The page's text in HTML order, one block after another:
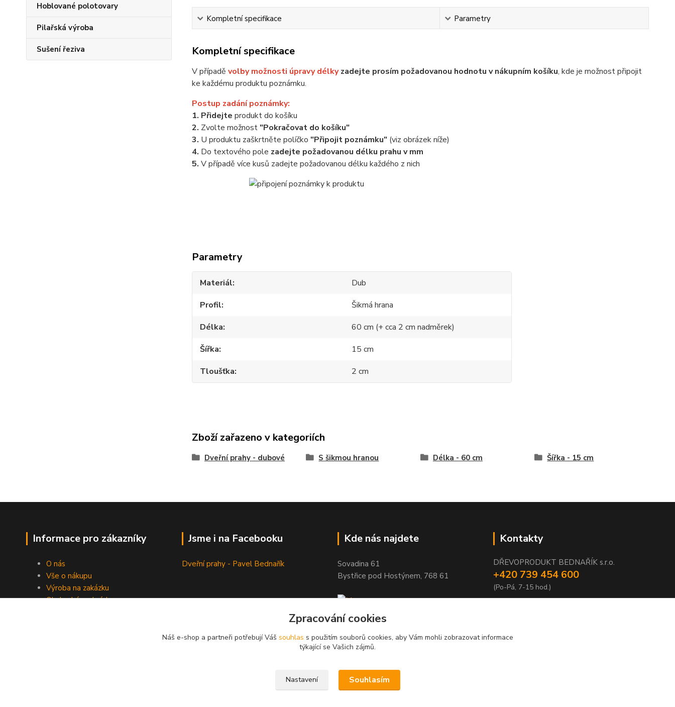
Hoblované polotovary
Pilařská výroba
Sušení řeziva
Kompletní specifikace Parametry
Kompletní specifikace
V případě volby možnosti úpravy délkyzadejte prosím požadovanou hodnotu v nákupním košíku, kde je možnost připojit
ke každému produktu poznámku.
Postup zadání poznámky:
1. Přidejte produkt do košíku
2. Zvolte možnost"Pokračovat do košíku"
3. U produktu zaškrtněte políčko "Připojit poznámku"(viz obrázek níže)
4. Do textového pole zadejte požadovanou délku prahu v mm
5. V případě více kusů zadejte požadovanou délku každého z nich
Parametry
Materiál
Dub
Profil
Šikmá hrana
Délka
60 cm (+ cca 2 cm nadměrek)
Šířka
15 cm
Tloušťka
2 cm
Zboží zařazeno v kategoriích
Dveřní prahy - dubové S šikmou hranou Délka - 60 cm Šířka - 15 cm
Informace pro zákazníky
O nás
Vše o nákupu
Výroba na zakázku
Obchodní podmínky
Jsme i na Facebooku
Dveřní prahy - Pavel Bednařík
Kde nás najdete
Sovadina 61
Bystřice pod Hostýnem, 768 61
Kontakty
DŘEVOPRODUKT BEDNAŘÍK s.r.o.
+420 739 454 600
(Po-Pá, 7-15 hod.)
Zpracování cookies
Náš e-shop a partneři potřebují Váš souhlas s použitím souborů cookies, aby Vám mohli zobrazovat informace
týkající se Vašich zájmů.
Nastavení Souhlasím